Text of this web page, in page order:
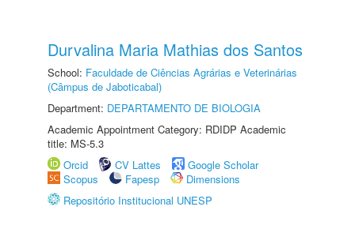
Durvalina Maria Mathias dos Santos
School: Faculdade de Ciências Agrárias e Veterinárias
(Câmpus de Jaboticabal)
Department: DEPARTAMENTO DE BIOLOGIA
Academic Appointment Category: RDIDP Academic
title: MS-5.3
Orcid
CV Lattes
Google Scholar
Scopus
Fapesp
Dimensions
Repositório Institucional UNESP